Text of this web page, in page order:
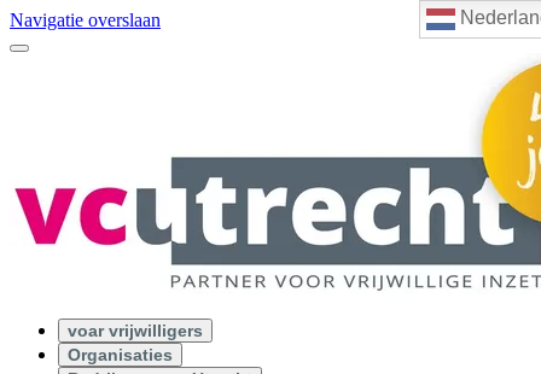
Navigatie overslaan
voar vrijwilligers
Organisaties